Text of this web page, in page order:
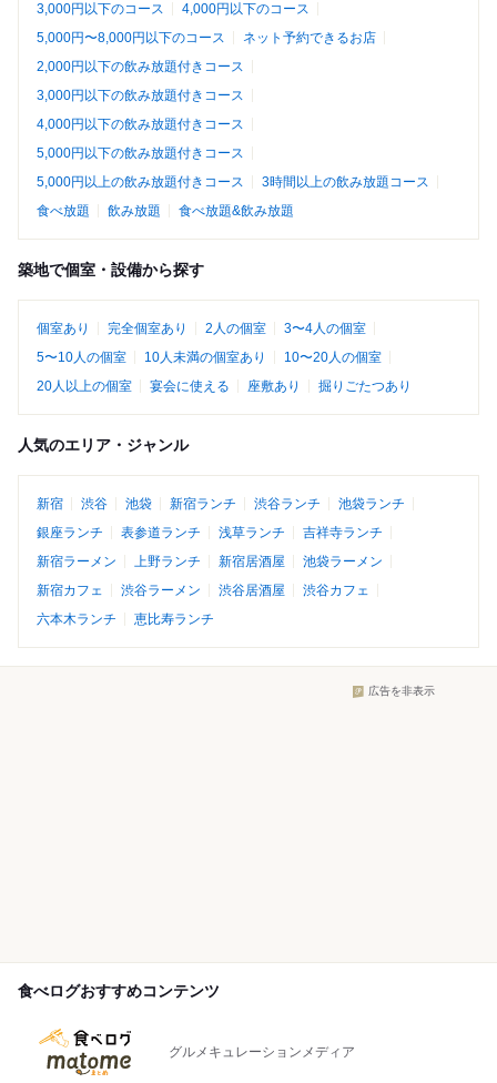
3,000円以下のコース
4,000円以下のコース
5,000円〜8,000円以下のコース
ネット予約できるお店
2,000円以下の飲み放題付きコース
3,000円以下の飲み放題付きコース
4,000円以下の飲み放題付きコース
5,000円以下の飲み放題付きコース
5,000円以上の飲み放題付きコース
3時間以上の飲み放題コース
食べ放題
飲み放題 食べ放題&飲み放題
築地で個室・設備から探す
個室あり 完全個室あり 2人の個室
3〜4人の個室
5〜10人の個室
10人未満の個室あり
10〜20人の個室
20人以上の個室
宴会に使える 座敷あり 掘りごたつあり
人気のエリア・ジャンル
新宿 渋谷 池袋 新宿ランチ 渋谷ランチ
池袋ランチ
銀座ランチ
表参道ランチ 浅草ランチ
吉祥寺ランチ
新宿ラーメン
上野ランチ 新宿居酒屋
池袋ラーメン
新宿カフェ
渋谷ラーメン 渋谷居酒屋
渋谷カフェ
六本木ランチ
恵比寿ランチ
広告を非表示
食べログおすすめコンテンツ
グルメキュレーションメディア